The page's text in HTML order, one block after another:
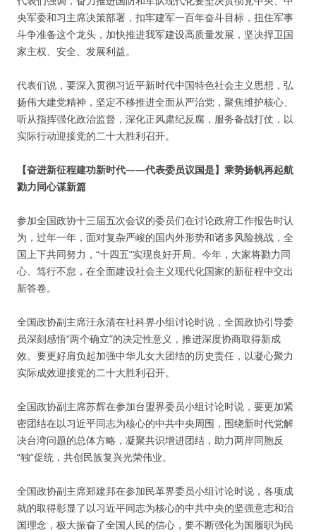
央军委和习主席决策部署，扣牢建军一百年奋斗目标，扭住军事
斗争准备这个龙头，加快推进我军建设高质量发展，坚决捍卫国
家主权、安全、发展利益。
代表们说，要深入贯彻习近平新时代中国特色社会主义思想，弘
扬伟大建党精神，坚定不移推进全面从严治党，聚焦维护核心、
听从指挥强化政治监督，深化正风肃纪反腐，服务备战打仗，以
实际行动迎接党的二十大胜利召开。
【奋进新征程建功新时代——代表委员议国是】乘势扬帆再起航
勠力同心谋新篇
参加全国政协十三届五次会议的委员们在讨论政府工作报告时认
为，过年一年，面对复杂严峻的国内外形势和诸多风险挑战，全
国上下共同努力，“十四五”实现良好开局。今年，大家将勠力同
心、笃行不怠，在全面建设社会主义现代化国家的新征程中交出
新答卷。
全国政协副主席汪永清在社科界小组讨论时说，全国政协引导委
员深刻感悟“两个确立”的决定性意义，推进深度协商取得新成
效。要更好肩负起加强中华儿女大团结的历史责任，以凝心聚力
实际成效迎接党的二十大胜利召开。
全国政协副主席苏辉在参加台盟界委员小组讨论时说，要更加紧
密团结在以习近平同志为核心的中共中央周围，围绕新时代党解
决台湾问题的总体方略，凝聚共识增进团结，助力两岸同胞反
“独”促统，共创民族复兴光荣伟业。
全国政协副主席郑建邦在参加民革界委员小组讨论时说，各项成
就的取得彰显了以习近平同志为核心的中共中央的坚强意志和治
国理念，极大振奋了全国人民的信心，要不断强化为国履职为民